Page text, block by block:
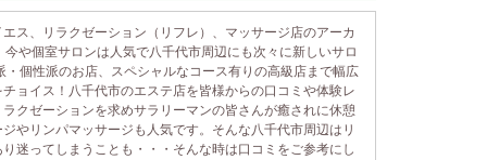
ス、リラクゼーション（リフレ）、マッサージ店のアーカ
や個室サロンは人気で八千代市周辺にも次々に新しいサロ
個性派のお店、スペシャルなコース有りの高級店まで幅広
ョイス！八千代市のエステ店を皆様からの口コミや体験レ
クゼーションを求めサラリーマンの皆さんが癒されに休憩
やリンパマッサージも人気です。そんな八千代市周辺はリ
迷ってしまうことも・・・そんな時は口コミをご参考にし